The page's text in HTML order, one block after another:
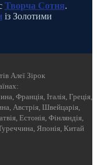
Творча Сотня.
із Золотими
Алеї Зірок
Франція, Італія, Греція,
Австрія, Швейцарія,
Естонія, Фінляндія,
Японія, Китай